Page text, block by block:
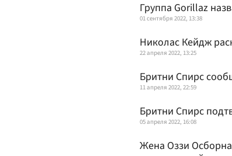
Группа Gorillaz
01 сентября 2022, 13:38
Николас Кейдж
22 апреля 2022, 13:25
Бритни Спирс
11 апреля 2022, 22:59
Бритни Спирс
05 апреля 2022, 16:08
Жена Оззи Осборна